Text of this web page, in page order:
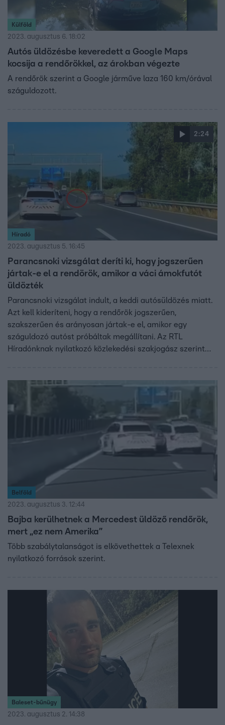
Külföld
2023. augusztus 6. 18:02
Autós üldözésbe keveredett a Google Maps
kocsija a rendőrökkel, az árokban végezte
A rendőrök szerint a Google járműve laza 160 km/órával
száguldozott.
2:24
Híradó
2023. augusztus 5. 16:45
Parancsnoki vizsgálat deríti ki, hogy jogszerűen
jártak-e el a rendörök, amikor a váci ámokfutót
üldözték
Parancsnoki vizsgálat indult, a keddi autósüldözés miatt.
Azt kell kideríteni, hogy a rendőrök jogszerűen,
szakszerűen és arányosan jártak-e el, amikor egy
száguldozó autóst próbáltak megállítani. Az RTL
Híradónknak nyilatkozó közlekedési szakjogász szerint
Belföld
2023. augusztus 3. 12:44
Bajba kerülhetnek a Mercedest üldöző rendőrök,
mert „ez nem Amerika”
Több szabálytalanságot is elkövethettek a Telexnek
nyilatkozó források szerint.
Baleset-bűnügy
2023. augusztus 2. 14:38